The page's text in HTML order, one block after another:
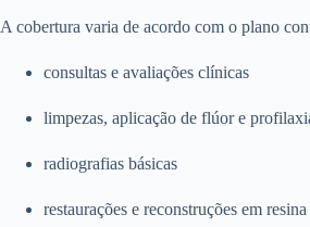
A cobertura varia de acordo com o plano
consultas e avaliações clínicas
limpezas, aplicação de flúor e
radiografias básicas
restaurações e reconstruções em resina